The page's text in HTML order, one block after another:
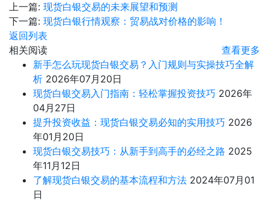
上一篇: 现货白银交易的未来展望和预测
下一篇: 现货白银行情观察：贸易战对价格的影响！
返回列表
相关阅读
查看更多
新手怎么玩现货白银交易？入门规则与实操技巧全解
析 2026年07月20日
现货白银交易入门指南：轻松掌握投资技巧 2026年
04月27日
提升投资收益：现货白银交易必知的实用技巧 2026
年01月20日
现货白银交易技巧：从新手到高手的必经之路 2025
年11月12日
了解现货白银交易的基本流程和方法 2024年07月01
日